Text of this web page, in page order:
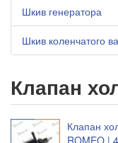
Шкив генератора
Шкив коленчатого
Клапан
Клапан
ROMEO |